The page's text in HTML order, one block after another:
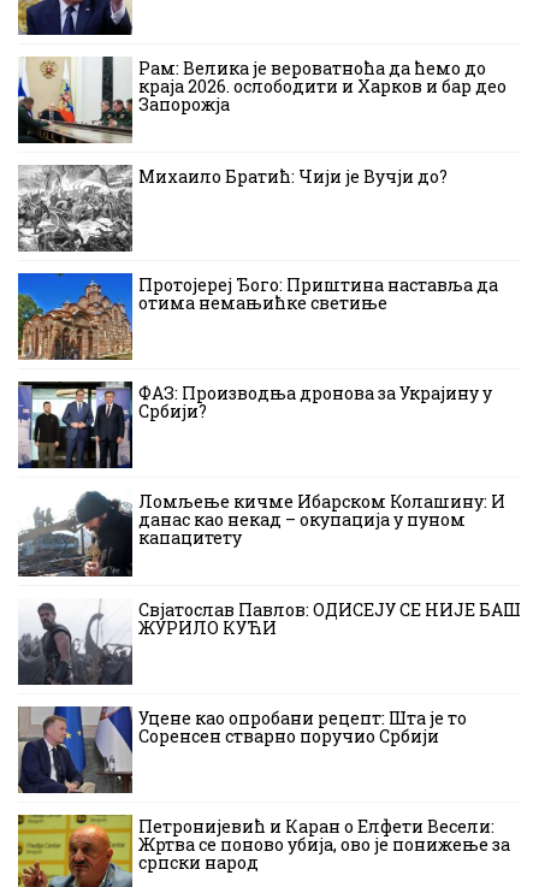
Рам: Велика је вероватноћа да ћемо до
краја 2026. ослободити и Харков и бар део
Запорожја
Михаило Братић: Чији је Вучји до?
Протојереј Ђого: Приштина наставља да
отима немањићке светиње
ФАЗ: Производња дронова за Украјину у
Србији?
Ломљење кичме Ибарском Колашину: И
данас као некад – окупација у пуном
капацитету
Свјатослав Павлов: ОДИСЕЈУ СЕ НИЈЕ БАШ
ЖУРИЛО КУЋИ
Уцене као опробани рецепт: Шта је то
Соренсен стварно поручио Србији
Петронијевић и Каран о Елфети Весели:
Жртва се поново убија, ово је понижење за
српски народ